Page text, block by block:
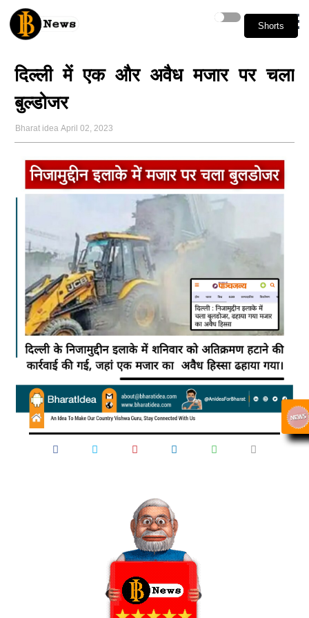
Shorts
Shorts
दिल्ली में एक और अवैध मजार पर चला
बुल्डोजर
Bharat idea April 02, 2023